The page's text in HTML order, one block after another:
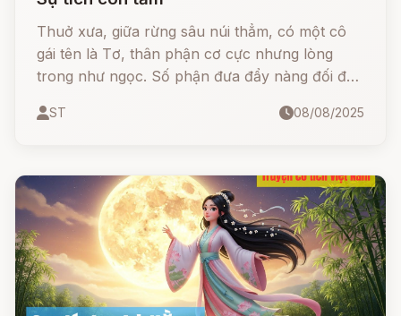
Thuở xưa, giữa rừng sâu núi thẳm, có một cô
gái tên là Tơ, thân phận cơ cực nhưng lòng
trong như ngọc. Số phận đưa đẩy nàng đối đầu
khổ đau ấy, nàng đã hóa thân thành sinh linh
ST 08/08/2025